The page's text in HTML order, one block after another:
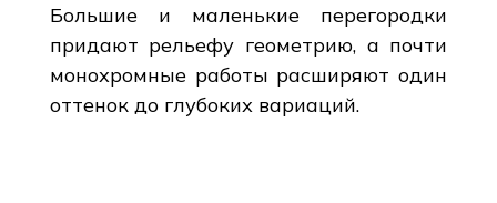
Большие и маленькие перегородки
придают рельефу геометрию, а почти
монохромные работы расширяют один
оттенок до глубоких вариаций.